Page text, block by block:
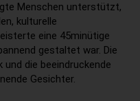
Menschen unterstützt,
kulturelle
eine 45minütige
gestaltet war. Die
die beeindruckende
Gesichter.